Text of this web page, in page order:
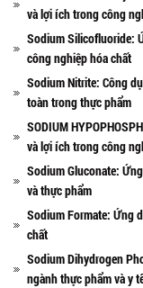
và lợi ích trong công
Sodium Silicofluoride:
công nghiệp hóa chất
Sodium Nitrite: Công
toàn trong thực phẩm
SODIUM
và lợi ích trong công
Sodium Gluconate:
và thực phẩm
Sodium Formate: Ứng
chất
Sodium Dihydrogen
ngành thực phẩm và y